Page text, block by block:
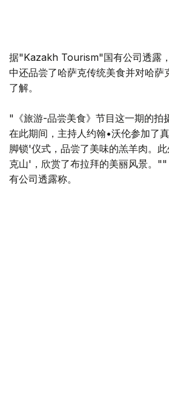
据"Kazakh Tourism"国有公司透露
中还品尝了哈萨克传统美食并对哈萨
了解。
"《旅游-品尝美食》节目这一期的拍
在此期间，主持人约翰•沃伦参加了
脚锁'仪式，品尝了美味的羔羊肉。此
克山'，欣赏了布拉拜的美丽风景。
有公司透露称。